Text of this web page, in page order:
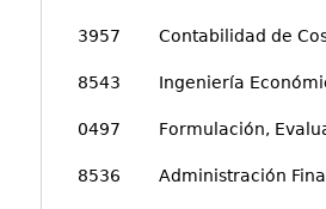
3957 Contabilidad de
8543 Ingeniería
0497 Formulación,
8536 Administración